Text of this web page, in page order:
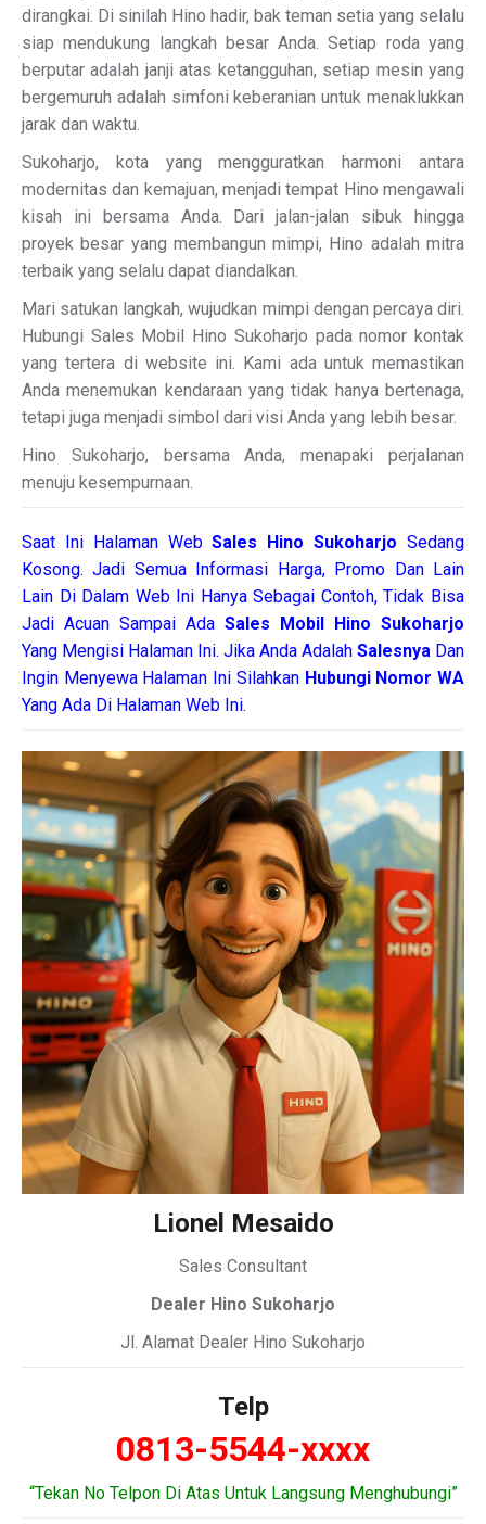
dirangkai. Di sinilah Hino hadir, bak teman setia yang selalu
siap mendukung langkah besar Anda. Setiap roda yang
berputar adalah janji atas ketangguhan, setiap mesin yang
bergemuruh adalah simfoni keberanian untuk menaklukkan
jarak dan waktu.
Sukoharjo, kota yang mengguratkan harmoni antara
modernitas dan kemajuan, menjadi tempat Hino mengawali
kisah ini bersama Anda. Dari jalan-jalan sibuk hingga
proyek besar yang membangun mimpi, Hino adalah mitra
terbaik yang selalu dapat diandalkan.
Mari satukan langkah, wujudkan mimpi dengan percaya diri.
Hubungi Sales Mobil Hino Sukoharjo pada nomor kontak
yang tertera di website ini. Kami ada untuk memastikan
Anda menemukan kendaraan yang tidak hanya bertenaga,
tetapi juga menjadi simbol dari visi Anda yang lebih besar.
Hino Sukoharjo, bersama Anda, menapaki perjalanan
menuju kesempurnaan.
Saat Ini Halaman WebSales Hino SukoharjoSedang
Kosong. Jadi Semua Informasi Harga, Promo Dan Lain
Lain Di Dalam Web Ini Hanya Sebagai Contoh, Tidak Bisa
Jadi Acuan Sampai Ada Sales Mobil Hino Sukoharjo
Yang Mengisi Halaman Ini. Jika Anda Adalah Salesnya Dan
Ingin Menyewa Halaman Ini Silahkan Hubungi Nomor WA
Yang Ada Di Halaman Web Ini.
Lionel Mesaido
Sales Consultant
Dealer Hino Sukoharjo
Jl. Alamat Dealer Hino Sukoharjo
Telp
0813-5544-xxxx
“Tekan No Telpon Di Atas Untuk Langsung Menghubungi”